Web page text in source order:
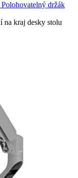
Polohovatelný držák
na kraj desky stolu